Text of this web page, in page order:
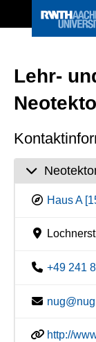
Lehr-
Haus A
+49 241
http://